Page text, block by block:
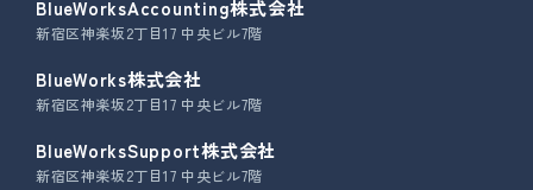
BlueWorksAccounting株式会社
新宿区神楽坂2丁目17 中央ビル7階
BlueWorks株式会社
新宿区神楽坂2丁目17 中央ビル7階
BlueWorksSupport株式会社
新宿区神楽坂2丁目17 中央ビル7階